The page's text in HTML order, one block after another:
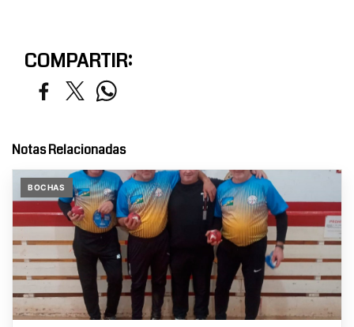
COMPARTIR:
Notas Relacionadas
BOCHAS